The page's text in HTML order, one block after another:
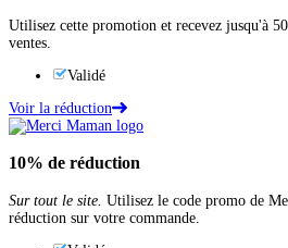
Utilisez cette promotion et recevez jusqu'à
ventes.
Validé
Voir la réduction
10% de réduction
Sur tout le site. Utilisez le code promo de
réduction sur votre commande.